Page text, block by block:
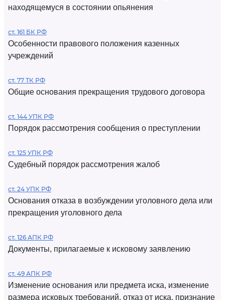
находящемуся в состоянии опьянения
ст. 161 БК РФ
Особенности правового положения казенных
учреждений
ст. 77 ТК РФ
Общие основания прекращения трудового договора
ст. 144 УПК РФ
Порядок рассмотрения сообщения о преступлении
ст. 125 УПК РФ
Судебный порядок рассмотрения жалоб
ст. 24 УПК РФ
Основания отказа в возбуждении уголовного дела или
прекращения уголовного дела
ст. 126 АПК РФ
Документы, прилагаемые к исковому заявлению
ст. 49 АПК РФ
Изменение основания или предмета иска, изменение
размера исковых требований, отказ от иска, признание